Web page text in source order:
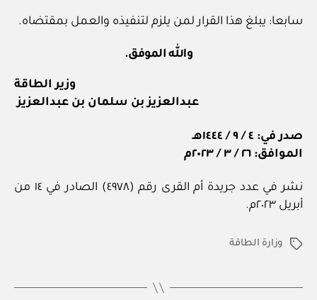
سابعا: يبلغ هذا القرار لمن يلزم لتنفيذه والعمل بمقتضاه.
والله الموفق.
وزير الطاقة
عبدالعزيز بن سلمان بن عبدالعزيز
صدر في: ٤ / ٩ / ١٤٤٤هـ
الموافق: ٢٦ / ٣ / ٢٠٢٣م
نشر في عدد جريدة أم القرى رقم (٤٩٧٨) الصادر في ١٤ من
أبريل ٢٠٢٣م.
الوسوموزارة الطاقة